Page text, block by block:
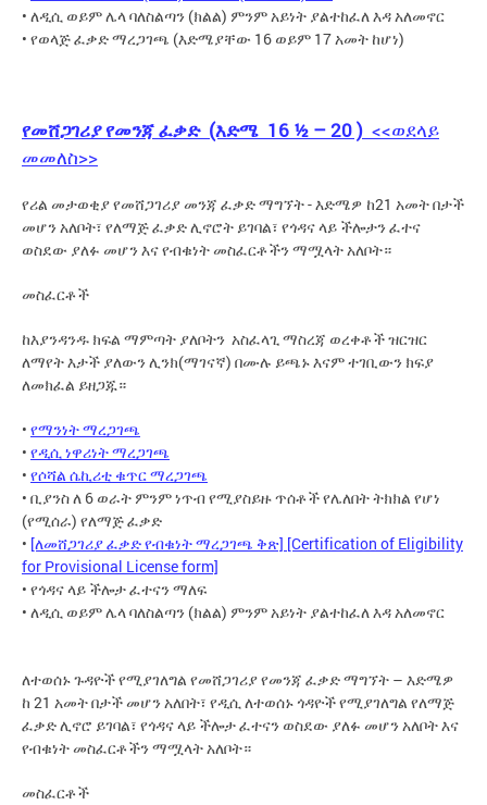
• ለዲሲ ወይም ሌላ ባለስልጣን (ክልል) ምንም አይነት ያልተከፈለ እዳ አለመኖር
• የወላጅ ፈቃድ ማረጋገጫ (እድሜያቸው 16 ወይም 17 አመት ከሆነ)
የመሸጋገሪያ የመንጃ ፈቃድ (እድሜ 16 ½ – 20 ) <<ወደላይ
መመለስ>>
የሪል መታወቂያ የመሸጋገሪያ መንጃ ፈቃድ ማግኘት - እድሜዎ ከ21 አመት በታች
መሆን አለቦት፣ የለማጅ ፈቃድ ሊኖሮት ይገባል፣ የጎዳና ላይ ችሎታን ፈተና
ወስደው ያለፉ መሆን እና የብቁነት መስፈርቶችን ማሟላት አለቦት።
መስፈርቶች
ከእያንዳንዱ ክፍል ማምጣት ያለቦትን አስፈላጊ ማስረጃ ወረቀቶች ዝርዝር
ለማየት እታች ያለውን ሊንክ(ማገናኛ) በሙሉ ይጫኑ እናም ተገቢውን ክፍያ
ለመክፈል ይዘጋጁ።
• የማንነት ማረጋገጫ
• የዲሲ ነዋሪነት ማረጋገጫ
• የሶሻል ሴኪሪቲ ቁጥር ማረጋገጫ
• ቢያንስ ለ 6 ወራት ምንም ነጥብ የሚያስይዙ ጥሰቶች የሌለበት ትክክል የሆነ
(የሚሰራ) የለማጅ ፈቃድ
• [ለመሸጋገሪያ ፈቃድ የብቁነት ማረጋገጫ ቅጽ] [Certification of Eligibility
for Provisional License form]
• የጎዳና ላይ ችሎታ ፈተናን ማለፍ
• ለዲሲ ወይም ሌላ ባለስልጣን (ክልል) ምንም አይነት ያልተከፈለ እዳ አለመኖር
ለተወሰኑ ጉዳዮች የሚያገለግል የመሸጋገሪያ የመንጃ ፈቃድ ማግኘት – እድሜዎ
ከ 21 አመት በታች መሆን አለበት፣ የዲሲ ለተወሰኑ ጎዳዮች የሚያገለግል የለማጅ
ፈቃድ ሊኖሮ ይገባል፣ የጎዳና ላይ ችሎታ ፈተናን ወስደው ያለፉ መሆን አለቦት እና
የብቁነት መስፈርቶችን ማሟላት አለቦት።
መስፈርቶች